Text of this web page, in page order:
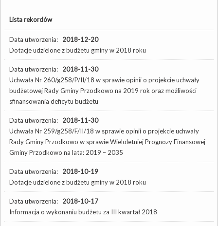
Lista rekordów
Data utworzenia: 2018-12-20
Dotacje udzielone z budżetu gminy w 2018 roku
Data utworzenia: 2018-11-30
Uchwała Nr 260/g258/P/II/18 w sprawie opinii o projekcie uchwały
budżetowej Rady Gminy Przodkowo na 2019 rok oraz możliwości
sfinansowania deficytu budżetu
Data utworzenia: 2018-11-30
Uchwała Nr 259/g258/F/II/18 w sprawie opinii o projekcie uchwały
Rady Gminy Przodkowo w sprawie Wieloletniej Prognozy Finansowej
Gminy Przodkowo na lata: 2019 – 2035
Data utworzenia: 2018-10-19
Dotacje udzielone z budżetu gminy w 2018 roku
Data utworzenia: 2018-10-17
Informacja o wykonaniu budżetu za III kwartał 2018